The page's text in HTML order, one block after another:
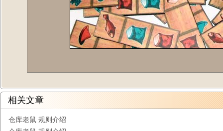
相关文章
仓库老鼠 规则介绍